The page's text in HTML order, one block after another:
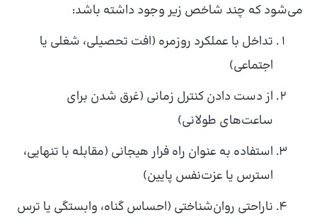
می‌شود که چند شاخص زیر وجود داشته باشد:
تداخل با عملکرد روزمره (افت تحصیلی، شغلی یا
اجتماعی)
از دست دادن کنترل زمانی (غرق شدن برای
ساعت‌های طولانی)
استفاده به عنوان راه فرار هیجانی (مقابله با تنهایی،
استرس یا عزت‌نفس پایین)
ناراحتی روان‌شناختی (احساس گناه، وابستگی یا ترس